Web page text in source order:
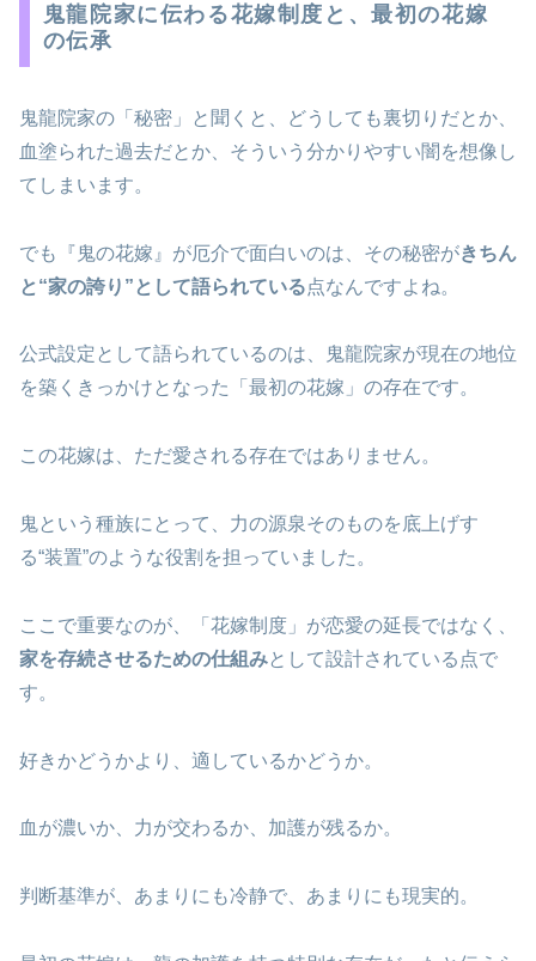
鬼龍院家に伝わる花嫁制度と、最初の花嫁
の伝承
鬼龍院家の「秘密」と聞くと、どうしても裏切りだとか、
血塗られた過去だとか、そういう分かりやすい闇を想像し
てしまいます。
でも『鬼の花嫁』が厄介で面白いのは、その秘密がきちん
と“家の誇り”として語られている点なんですよね。
公式設定として語られているのは、鬼龍院家が現在の地位
を築くきっかけとなった「最初の花嫁」の存在です。
この花嫁は、ただ愛される存在ではありません。
鬼という種族にとって、力の源泉そのものを底上げす
る“装置”のような役割を担っていました。
ここで重要なのが、「花嫁制度」が恋愛の延長ではなく、
家を存続させるための仕組みとして設計されている点で
す。
好きかどうかより、適しているかどうか。
血が濃いか、力が交わるか、加護が残るか。
判断基準が、あまりにも冷静で、あまりにも現実的。